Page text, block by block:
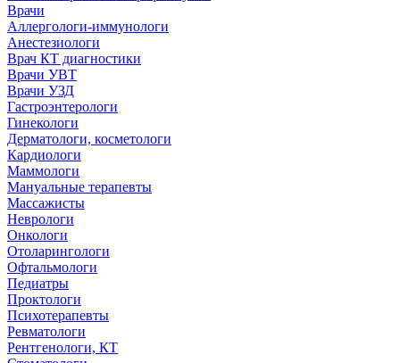
Врачи
Аллергологи-иммунологи
Анестезиологи
Врач КТ диагностики
Врачи УВТ
Врачи УЗД
Гастроэнтерологи
Гинекологи
Дерматологи, косметологи
Кардиологи
Маммологи
Мануальные терапевты
Массажисты
Неврологи
Онкологи
Отоларингологи
Офтальмологи
Педиатры
Проктологи
Психотерапевты
Ревматологи
Рентгенологи, КТ